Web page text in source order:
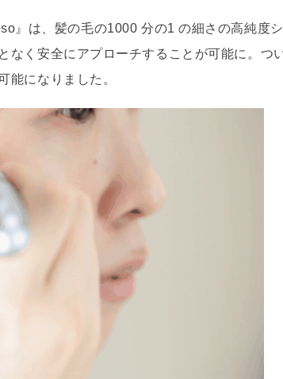
』は、髪の毛の1000 分の1 の細さの高純度シ
なく安全にアプローチすることが可能に。つ
能になりました。